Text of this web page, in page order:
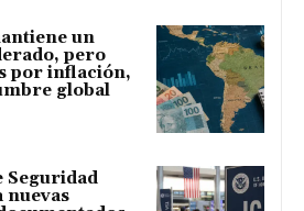
un
pero
por inflación,
global
Seguridad
nuevas